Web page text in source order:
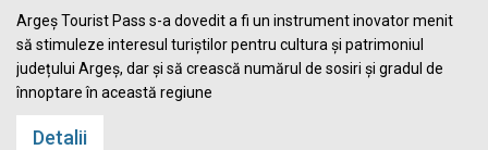
Argeș Tourist Pass s-a dovedit a fi un instrument inovator menit
să stimuleze interesul turiștilor pentru cultura și patrimoniul
județului Argeș, dar și să crească numărul de sosiri și gradul de
înnoptare în această regiune
Detalii